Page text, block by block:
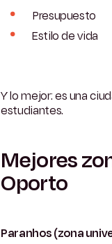
Presupuesto
Estilo de vida
Y lo mejor: es una
estudiantes.
Mejores
Oporto
Paranhos (zona